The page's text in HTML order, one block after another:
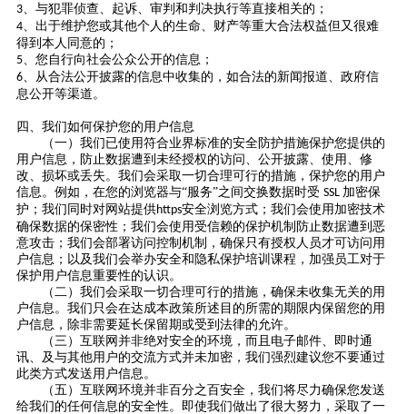
3、与犯罪侦查、起诉、审判和判决执行等直接相关的；
4、出于维护您或其他个人的生命、财产等重大合法权益但又很难
得到本人同意的；
5、您自行向社会公众公开的信息；
6、从合法公开披露的信息中收集的，如合法的新闻报道、政府信
息公开等渠道。
四、我们如何保护您的用户信息
（一）我们已使用符合业界标准的安全防护措施保护您提供的
用户信息，防止数据遭到未经授权的访问、公开披露、使用、修
改、损坏或丢失。我们会采取一切合理可行的措施，保护您的用户
信息。例如，在您的浏览器与“服务”之间交换数据时受 SSL 加密保
护；我们同时对网站提供https安全浏览方式；我们会使用加密技术
确保数据的保密性；我们会使用受信赖的保护机制防止数据遭到恶
意攻击；我们会部署访问控制机制，确保只有授权人员才可访问用
户信息；以及我们会举办安全和隐私保护培训课程，加强员工对于
保护用户信息重要性的认识。
（二）我们会采取一切合理可行的措施，确保未收集无关的用
户信息。我们只会在达成本政策所述目的所需的期限内保留您的用
户信息，除非需要延长保留期或受到法律的允许。
（三）互联网并非绝对安全的环境，而且电子邮件、即时通
讯、及与其他用户的交流方式并未加密，我们强烈建议您不要通过
此类方式发送用户信息。
（五）互联网环境并非百分之百安全，我们将尽力确保您发送
给我们的任何信息的安全性。即使我们做出了很大努力，采取了一